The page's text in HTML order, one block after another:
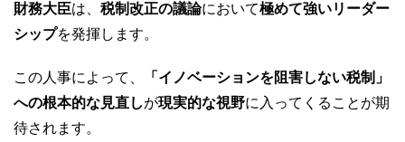
財務大臣は、 税制改正の議論において極めて強いリーダー
シップを発揮します。
この人事によって、
「イノベーションを阻害しない税制」
への根本的な見直しが現実的な視野に入ってくることが期
待されます。